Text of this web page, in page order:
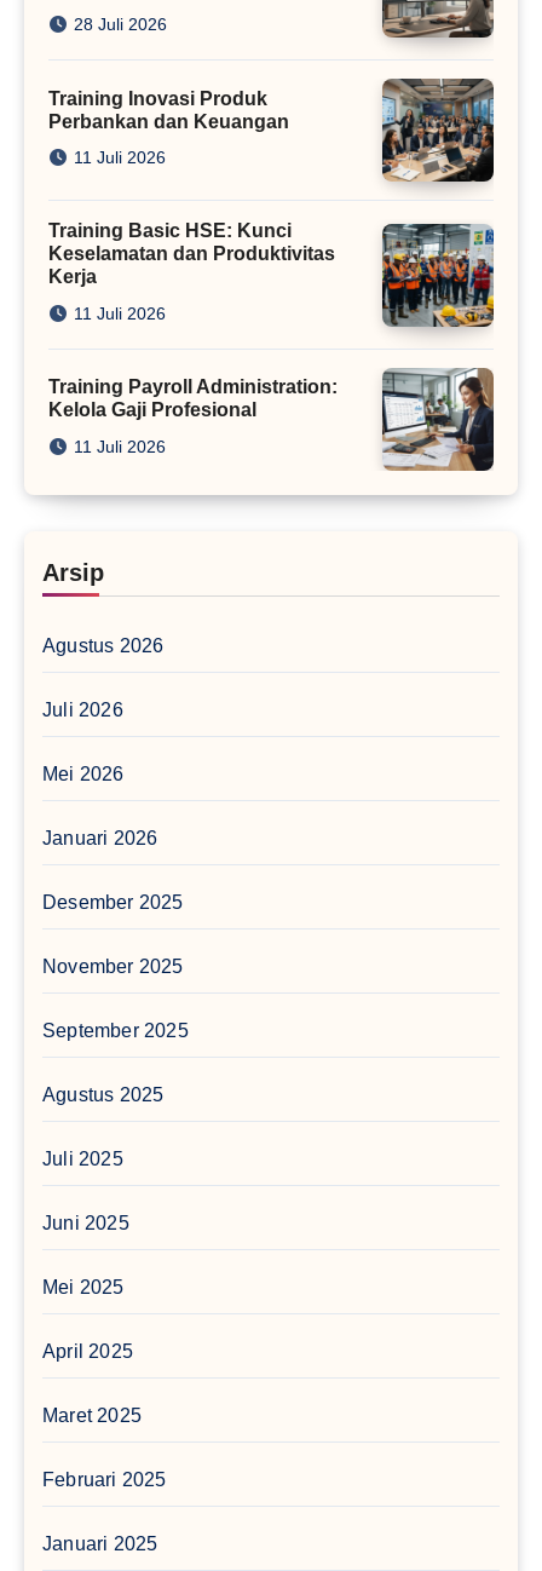
28 Juli 2026
Training Inovasi Produk
Perbankan dan Keuangan
11 Juli 2026
Training Basic HSE: Kunci
Keselamatan dan Produktivitas
Kerja
11 Juli 2026
Training Payroll Administration:
Kelola Gaji Profesional
11 Juli 2026
Arsip
Agustus 2026
Juli 2026
Mei 2026
Januari 2026
Desember 2025
November 2025
September 2025
Agustus 2025
Juli 2025
Juni 2025
Mei 2025
April 2025
Maret 2025
Februari 2025
Januari 2025